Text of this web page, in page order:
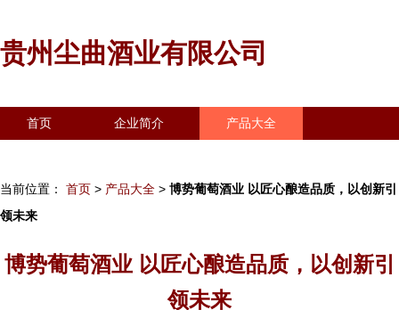
贵州尘曲酒业有限公司
首页 企业简介 产品大全
当前位置： 首页 > 产品大全 > 博势葡萄酒业 以匠心酿造品质，以创新引
领未来
博势葡萄酒业 以匠心酿造品质，以创新引
领未来